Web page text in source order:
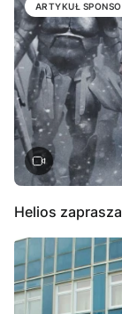
ARTYKUŁ
Helios